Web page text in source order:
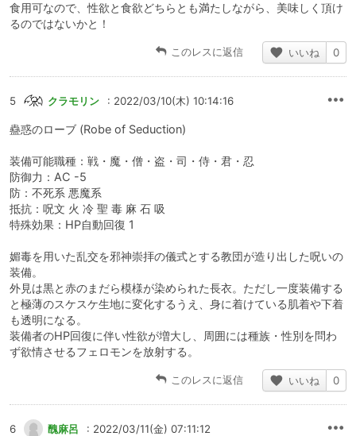
食用可なので、性欲と食欲どちらとも満たしながら、美味しく頂け
るのではないかと！
このレスに返信 いいね 0
5 クラモリン : 2022/03/10(木) 10:14:16
蠱惑のローブ (Robe of Seduction)
装備可能職種：戦・魔・僧・盗・司・侍・君・忍
防御力：AC -5
防：不死系 悪魔系
抵抗：呪文 火 冷 聖 毒 麻 石 吸
特殊効果：HP自動回復 1
媚毒を用いた乱交を邪神崇拝の儀式とする教団が造り出した呪いの
装備。
外見は黒と赤のまだら模様が染められた長衣。ただし一度装備する
と極薄のスケスケ生地に変化するうえ、身に着けている肌着や下着
も透明になる。
装備者のHP回復に伴い性欲が増大し、周囲には種族・性別を問わ
ず欲情させるフェロモンを放射する。
このレスに返信 いいね 0
6 醜麻呂 : 2022/03/11(金) 07:11:12